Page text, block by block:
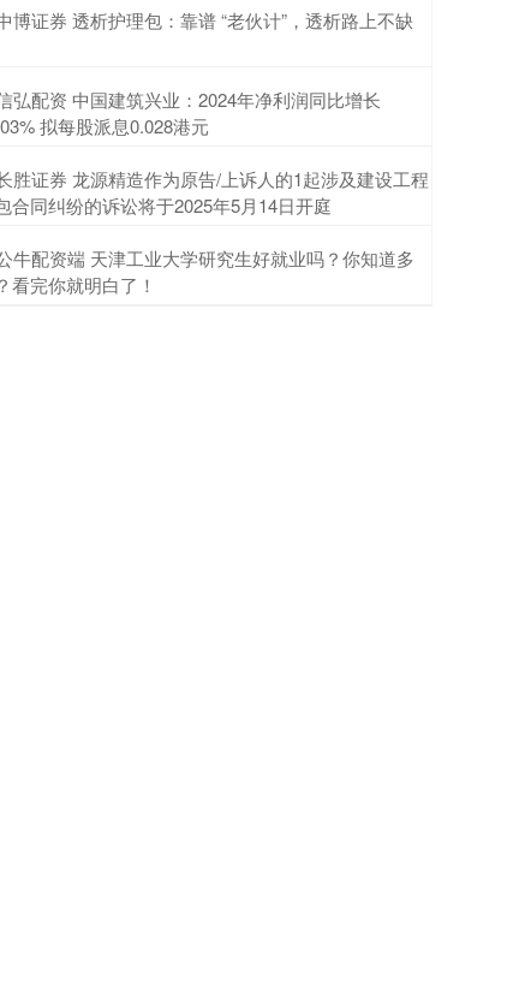
博证券 透析护理包：靠谱 “老伙计”，透析路上不缺
弘配资 中国建筑兴业：2024年净利润同比增长
拟每股派息0.028港元
胜证券 龙源精造作为原告/上诉人的1起涉及建设工程
合同纠纷的诉讼将于2025年5月14日开庭
牛配资端 天津工业大学研究生好就业吗？你知道多
看完你就明白了！